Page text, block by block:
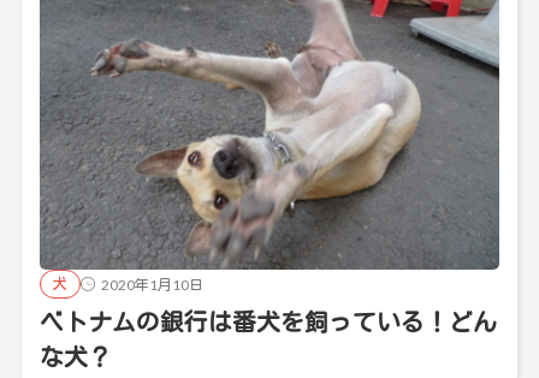
犬 2020年1月10日
ベトナムの銀行は番犬を飼っている！どん
な犬？